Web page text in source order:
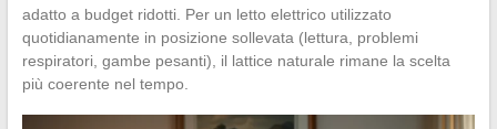
adatto a budget ridotti. Per un letto elettrico utilizzato
quotidianamente in posizione sollevata (lettura, problemi
respiratori, gambe pesanti), il lattice naturale rimane la scelta
più coerente nel tempo.